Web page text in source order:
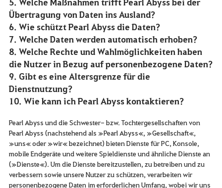
Übertragung von Daten ins Ausland?
6. Wie schützt Pearl Abyss die Daten?
7. Welche Daten werden automatisch erhoben?
8. Welche Rechte und Wahlmöglichkeiten haben
die Nutzer in Bezug auf personenbezogene Daten?
9. Gibt es eine Altersgrenze für die
Dienstnutzung?
10. Wie kann ich Pearl Abyss kontaktieren?
Pearl Abyss und die Schwester- bzw. Tochtergesellschaften von
Pearl Abyss (nachstehend als »Pearl Abyss«, »Gesellschaft«,
»uns« oder »wir« bezeichnet) bieten Dienste für PC, Konsole,
mobile Endgeräte und weitere Spieldienste und ähnliche Dienste an
(»Dienste«). Um die Dienste bereitzustellen, zu betreiben und zu
verbessern sowie unsere Nutzer zu schützen, verarbeiten wir
personenbezogene Daten im erforderlichen Umfang, wobei wir uns